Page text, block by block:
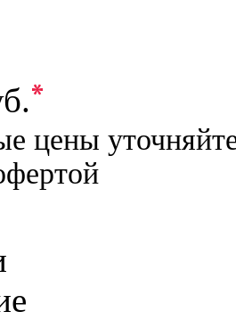
*
цены